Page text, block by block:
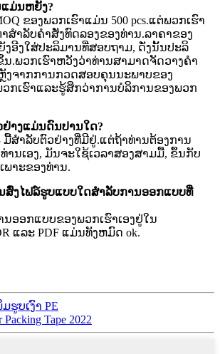
ແມ່ນຫຍັງ?
ຂອງພວກເຮົາແມ່ນ 500 pcs.ແຕ່ພວກເຮົາ
ສໍາລັບຄໍາສັ່ງທົດລອງຂອງທ່ານ.ລາຄາຂອງ
ອີງໃສ່ປະລິມານທີ່ສອບຖາມ, ດັ່ງນັ້ນປະລິ
ນ.ພວກເຮົາຫວັງວ່າທ່ານສາມາດຈັດວາງຄໍາ
ຈາກການກວດສອບຄຸນນະພາບຂອງ
ກເຮົາແລະຮູ້ສຶກວ່າການບໍລິການຂອງພວກ
ຢ່າງແມ່ນດົນປານໃດ?
ມື້ສໍາລັບຕົວຢ່າງທີ່ມີຢູ່.ແຕ່ຖ້າທ່ານຕ້ອງການ
ານເອງ, ມັນຈະໃຊ້ເວລາສອງສາມມື້, ຂຶ້ນກັບ
ພາະຂອງທ່ານ.
ສົ່ງໄຟລ໌ຮູບແບບໃດສໍາລັບການອອກແບບທີ່
ນອອກແບບຂອງພວກເຮົາເອງຢູ່ໃນ
ແລະ PDF ແມ່ນທັງຫມົດ ok.
ຮູບເງົາ PE
Packing Tape 2022